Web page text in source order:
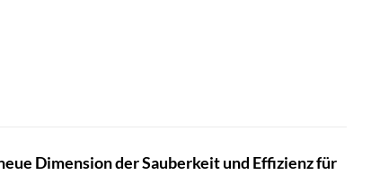
Dimension der Sauberkeit und Effizienz für